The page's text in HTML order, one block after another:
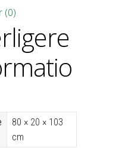
(0)
80 × 20 × 103
cm